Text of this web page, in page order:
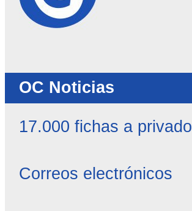
OC Noticias
17.000 fichas a privado
Correos electrónicos